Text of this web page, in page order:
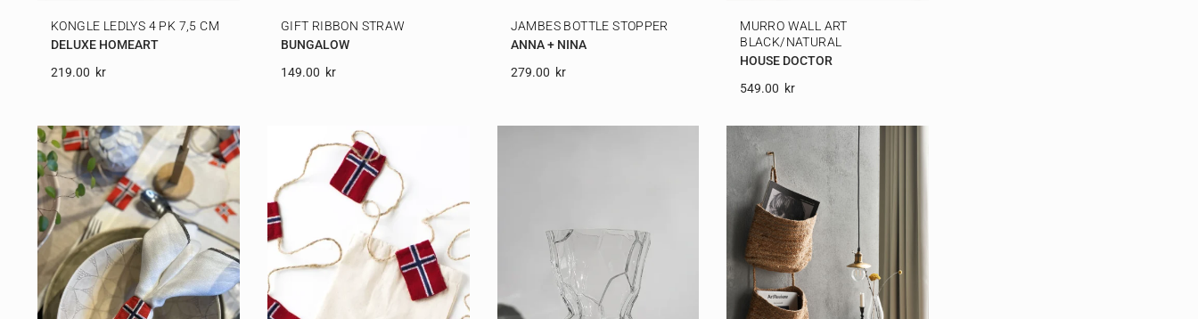
KONGLE LEDLYS 4 PK 7,5 CM
DELUXE HOMEART
219.00 Kr
GIFT RIBBON STRAW
BUNGALOW
149.00 Kr
JAMBES BOTTLE STOPPER
ANNA + NINA
279.00 Kr
MURRO WALL ART
BLACK/NATURAL
HOUSE DOCTOR
549.00 Kr